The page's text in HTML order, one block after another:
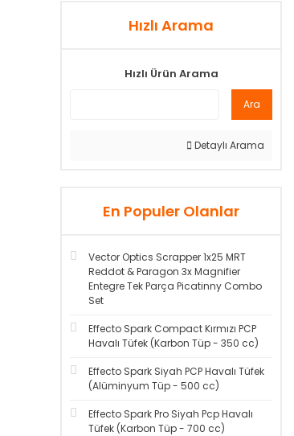
Hızlı Arama
Hızlı Ürün Arama
Ara
Detaylı Arama
En Populer Olanlar
Vector Optics Scrapper 1x25 MRT
Reddot & Paragon 3x Magnifier
Entegre Tek Parça Picatinny Combo
Set
Effecto Spark Compact Kırmızı PCP
Havalı Tüfek (Karbon Tüp - 350 cc)
Effecto Spark Siyah PCP Havalı Tüfek
(Alüminyum Tüp - 500 cc)
Effecto Spark Pro Siyah Pcp Havalı
Tüfek (Karbon Tüp - 700 cc)